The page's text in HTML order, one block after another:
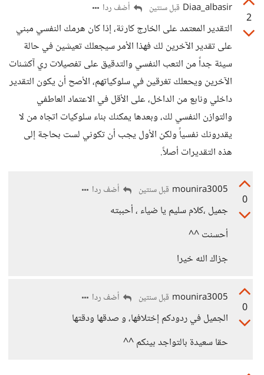
2
Diaa_albasir قبل سنتين أضف ردا
التقدير المعتمد على الخارج كارثة، إذا كان هرمك النفسي مبني
على تقدير الآخرين لك فهذا الأمر سيجعلك تعيشين في حالة
سيئة جداً من التعب النفسي والتدقيق على تفصيلات ري آكشنات
الآخرين ويحعلك تغرقين في سلوكياتهم، الأصح أن يكون التقدير
داخلي ونابع من الداخل، على الأقل في الاعتماد العاطفي
والتوازن النفسي لك، وبعدها يمكنك بناء سلوكيات اتجاه من لا
يقدرونك نفسياً ولكن الأول يجب أن تكوني لست بحاجة إلى
هذه التقديرات أصلاً.
0
mounira3005 قبل سنتين أضف ردا
جميل ،كلام سليم يا ضياء ، أحببته
أحسنت ^^
جزاك الله خيرا
0
mounira3005 قبل سنتين أضف ردا
الجميل في ردودكم إختلافها، و صدقها ودقتها
حقا سعيدة بالتواجد بينكم ^^